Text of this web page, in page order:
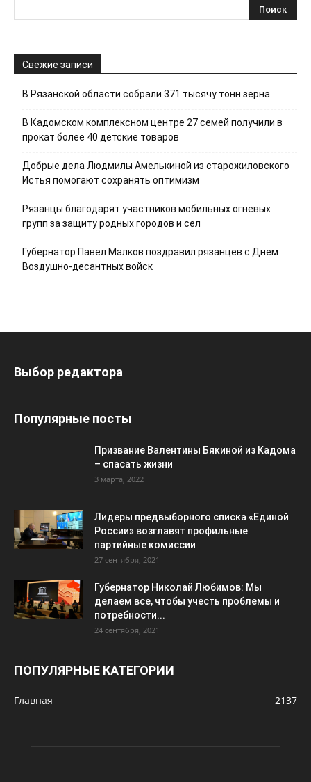
Свежие записи
В Рязанской области собрали 371 тысячу тонн зерна
В Кадомском комплексном центре 27 семей получили в
прокат более 40 детские товаров
Добрые дела Людмилы Амелькиной из старожиловского
Истья помогают сохранять оптимизм
Рязанцы благодарят участников мобильных огневых
групп за защиту родных городов и сел
Губернатор Павел Малков поздравил рязанцев с Днем
Воздушно-десантных войск
Выбор редактора
Популярные посты
Призвание Валентины Бякиной из Кадома
– спасать жизни
3 марта, 2022
Лидеры предвыборного списка «Единой
России» возглавят профильные
партийные комиссии
27 сентября, 2021
Губернатор Николай Любимов: Мы
делаем все, чтобы учесть проблемы и
потребности...
24 сентября, 2021
ПОПУЛЯРНЫЕ КАТЕГОРИИ
Главная 2137